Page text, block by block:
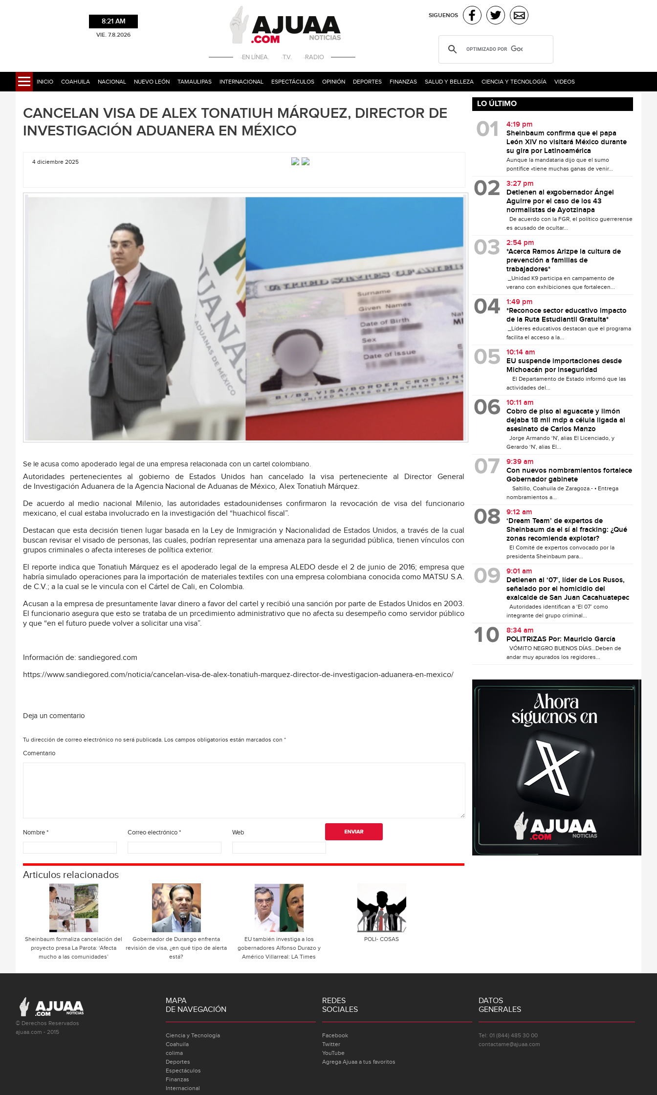
8:21 AM
VIE. 7.8.2026
·EN LÍNEA. ·T.V. ·RADIO
SIGUENOS
INICIO COAHUILA NACIONAL NUEVO LEÓN TAMAULIPAS INTERNACIONAL ESPECTÁCULOS OPINIÓN DEPORTES FINANZAS SALUD Y BELLEZA CIENCIA Y TECNOLOGÍA VIDEOS
CANCELAN VISA DE ALEX TONATIUH MÁRQUEZ, DIRECTOR DE
INVESTIGACIÓN ADUANERA EN MÉXICO
4 diciembre 2025
Se le acusa como apoderado legal de una empresa relacionada con un cartel colombiano.
Autoridades pertenecientes al gobierno de Estados Unidos han cancelado la visa perteneciente al Director General
de Investigación Aduanera de la Agencia Nacional de Aduanas de México, Alex Tonatiuh Márquez.
De acuerdo al medio nacional Milenio, las autoridades estadounidenses confirmaron la revocación de visa del funcionario
mexicano, el cual estaba involucrado en la investigación del “huachicol fiscal”.
Destacan que esta decisión tienen lugar basada en la Ley de Inmigración y Nacionalidad de Estados Unidos, a través de la cual
buscan revisar el visado de personas, las cuales, podrían representar una amenaza para la seguridad pública, tienen vínculos con
grupos criminales o afecta intereses de política exterior.
El reporte indica que Tonatiuh Márquez es el apoderado legal de la empresa ALEDO desde el 2 de junio de 2016; empresa que
habría simulado operaciones para la importación de materiales textiles con una empresa colombiana conocida como MATSU S.A.
de C.V.; a la cual se le vincula con el Cártel de Cali, en Colombia.
Acusan a la empresa de presuntamente lavar dinero a favor del cartel y recibió una sanción por parte de Estados Unidos en 2003.
El funcionario asegura que esto se trataba de un prcedimiento administrativo que no afecta su desempeño como servidor público
y que “en el futuro puede volver a solicitar una visa”.
Información de: sandiegored.com
https://www.sandiegored.com/noticia/cancelan-visa-de-alex-tonatiuh-marquez-director-de-investigacion-aduanera-en-mexico/
Deja un comentario
Tu dirección de correo electrónico no será publicada. Los campos obligatorios están marcados con *
Comentario
Nombre* Correo electrónico* Web
Articulos relacionados
Sheinbaum formaliza cancelación del
proyecto presa La Parota: ‘Afecta
mucho a las comunidades’
Gobernador de Durango enfrenta
revisión de visa, ¿en qué tipo de alerta
está?
EU también investiga a los
gobernadores Alfonso Durazo y
Américo Villarreal: LA Times
POLI- COSAS
LO ÚLTIMO
4:19 pm
Sheinbaum confirma que el papa
León XIV no visitará México durante
su gira por Latinoamérica
Aunque la mandataria dijo que el sumo
pontífice «tiene muchas ganas de venir...
3:27 pm
Detienen al exgobernador Ángel
Aguirre por el caso de los 43
normalistas de Ayotzinapa
De acuerdo con la FGR, el político guerrerense
es acusado de ocultar...
2:54 pm
*Acerca Ramos Arizpe la cultura de
prevención a familias de
trabajadores*
_Unidad K9 participa en campamento de
verano con exhibiciones que fortalecen...
1:49 pm
*Reconoce sector educativo impacto
de la Ruta Estudiantil Gratuita*
_Líderes educativos destacan que el programa
facilita el acceso a la...
10:14 am
EU suspende importaciones desde
Michoacán por inseguridad
El Departamento de Estado informó que las
actividades del...
10:11 am
Cobro de piso al aguacate y limón
dejaba 18 mil mdp a célula ligada al
asesinato de Carlos Manzo
Jorge Armando ‘N’, alias El Licenciado, y
Gerardo ‘N’, alias El...
9:39 am
Con nuevos nombramientos fortalece
Gobernador gabinete
Saltillo, Coahuila de Zaragoza.- • Entrega
nombramientos a...
9:12 am
‘Dream Team’ de expertos de
Sheinbaum da el sí al fracking: ¿Qué
zonas recomienda explotar?
El Comité de expertos convocado por la
presidenta Sheinbaum para...
9:01 am
Detienen al ‘07′, líder de Los Rusos,
señalado por el homicidio del
exalcalde de San Juan Cacahuatepec
Autoridades identifican a ‘El 07’ como
integrante del grupo criminal...
8:34 am
POLITRIZAS Por: Mauricio García
VÓMITO NEGRO BUENOS DÍAS…Deben de
andar muy apurados los regidores...
© Derechos Reservados
ajuaa.com - 2015
MAPA
DE NAVEGACIÓN
Ciencia y Tecnología
Coahuila
colima
Deportes
Espectáculos
Finanzas
Internacional
REDES
SOCIALES
Facebook
Twitter
YouTube
Agrega Ajuaa a tus favoritos
DATOS
GENERALES
Tel: 01 (844) 485 30 00
contactame@ajuaa.com